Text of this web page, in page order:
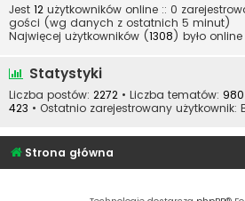
Jest 12 użytkowników online :: 0
gości (wg danych z ostatnich 5 minut)
Najwięcej użytkowników (1308) było
Statystyki
Liczba postów: 2272 • Liczba tematów: 980
423 • Ostatnio zarejestrowany użytkownik:
Strona główna